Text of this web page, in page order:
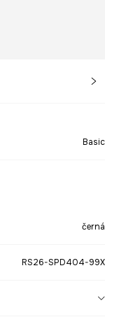
Basic
černá
RS26-SPD404-99X